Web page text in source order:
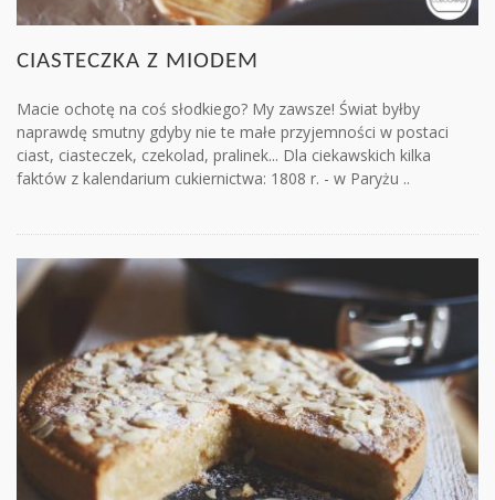
CIASTECZKA Z MIODEM
Macie ochotę na coś słodkiego? My zawsze! Świat byłby
naprawdę smutny gdyby nie te małe przyjemności w postaci
ciast, ciasteczek, czekolad, pralinek... Dla ciekawskich kilka
faktów z kalendarium cukiernictwa: 1808 r. - w Paryżu ..